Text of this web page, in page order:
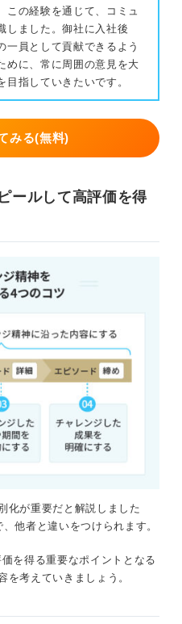
この経験を通じて、コミュ
しました。御社に入社後
一員として貢献できるよう
めに、常に周囲の意見を大
指していきたいです。
みる(無料)
ールして高評価を得
化が重要だと解説しました
他者と違いをつけられます。
を得る重要なポイントとなる
を考えていきましょう。